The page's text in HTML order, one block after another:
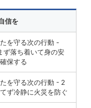
信を
を守る次の行動 -
落ち着いて身の安
保する
を守る次の行動 - 2
ず冷静に火災を防ぐ